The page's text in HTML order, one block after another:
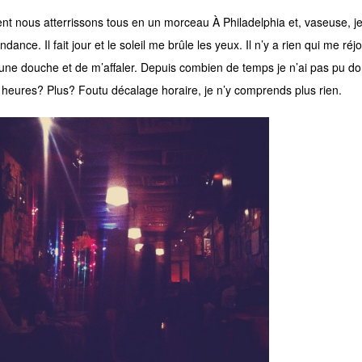
nous atterrissons tous en un morceau À Philadelphia et, vaseuse,
Il fait jour et le soleil me brûle les yeux. Il n’y a rien qui me
douche et de m’affaler. Depuis combien de temps je n’ai pas pu
Plus? Foutu décalage horaire, je n’y comprends plus rien.